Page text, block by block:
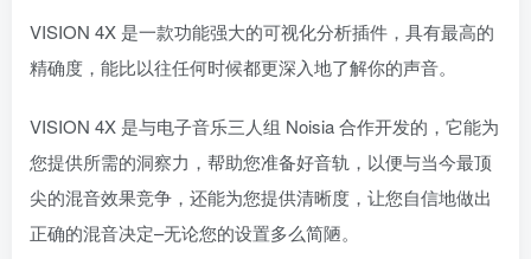
VISION 4X 是一款功能强大的可视化分析插件，具有最高的
精确度，能比以往任何时候都更深入地了解你的声音。
VISION 4X 是与电子音乐三人组 Noisia 合作开发的，它能为
您提供所需的洞察力，帮助您准备好音轨，以便与当今最顶
尖的混音效果竞争，还能为您提供清晰度，让您自信地做出
正确的混音决定–无论您的设置多么简陋。